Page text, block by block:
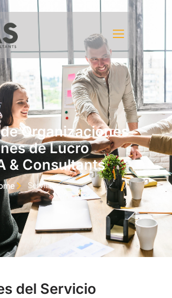
Organizaciones
de Lucro
& Consultants
Servicios
del Servicio